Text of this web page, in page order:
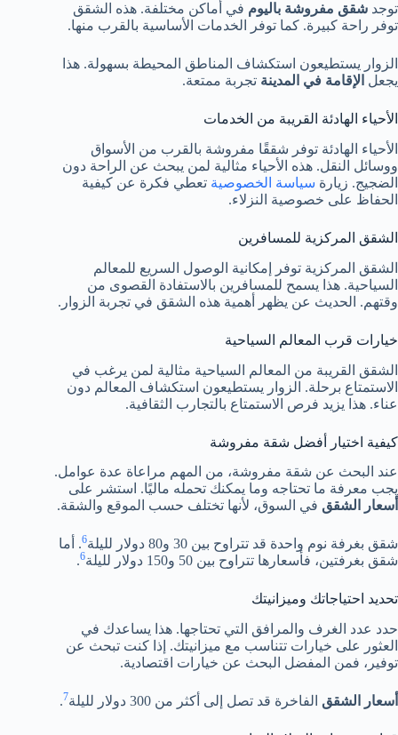
توجد شقق مفروشة باليوم في أماكن مختلفة. هذه الشقق
توفر راحة كبيرة. كما توفر الخدمات الأساسية بالقرب منها.
الزوار يستطيعون استكشاف المناطق المحيطة بسهولة. هذا
يجعل الإقامة في المدينة تجربة ممتعة.
الأحياء الهادئة القريبة من الخدمات
الأحياء الهادئة توفر شققًا مفروشة بالقرب من الأسواق
ووسائل النقل. هذه الأحياء مثالية لمن يبحث عن الراحة دون
الضجيج. زيارة سياسة الخصوصية تعطي فكرة عن كيفية
الحفاظ على خصوصية النزلاء.
الشقق المركزية للمسافرين
الشقق المركزية توفر إمكانية الوصول السريع للمعالم
السياحية. هذا يسمح للمسافرين بالاستفادة القصوى من
وقتهم. الحديث عن يظهر أهمية هذه الشقق في تجربة الزوار.
خيارات قرب المعالم السياحية
الشقق القريبة من المعالم السياحية مثالية لمن يرغب في
الاستمتاع برحلة. الزوار يستطيعون استكشاف المعالم دون
عناء. هذا يزيد فرص الاستمتاع بالتجارب الثقافية.
كيفية اختيار أفضل شقة مفروشة
عند البحث عن شقة مفروشة، من المهم مراعاة عدة عوامل.
يجب معرفة ما تحتاجه وما يمكنك تحمله ماليًا. استشر على
أسعار الشقق في السوق، لأنها تختلف حسب الموقع والشقة.
شقق بغرفة نوم واحدة قد تتراوح بين 30 و80 دولار لليلة 6. أما
شقق بغرفتين، فأسعارها تتراوح بين 50 و150 دولار لليلة
6
.
تحديد احتياجاتك وميزانيتك
حدد عدد الغرف والمرافق التي تحتاجها. هذا يساعدك في
العثور على خيارات تتناسب مع ميزانيتك. إذا كنت تبحث عن
توفير، فمن المفضل البحث عن خيارات اقتصادية.
أسعار الشقق الفاخرة قد تصل إلى أكثر من 300 دولار لليلة 7
.